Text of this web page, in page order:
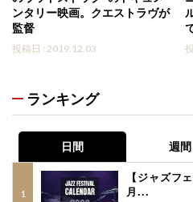
ンタリー映画。クエストラヴが
監督
投稿日 : 2019.12.03
ランキング
日間 週間
【ジャズフ
月...